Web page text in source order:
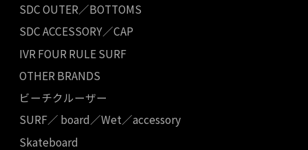
SDC OUTER／BOTTOMS
SDC ACCESSORY／CAP
IVR FOUR RULE SURF
OTHER BRANDS
ビーチクルーザー
SURF／ board／Wet／accessory
Skateboard